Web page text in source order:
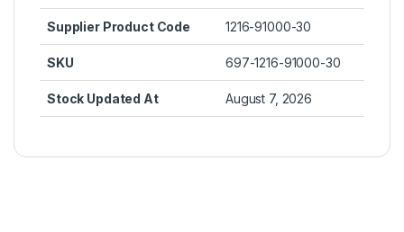
Supplier Product Code 1216-91000-30
SKU 697-1216-91000-30
Stock Updated At August 7, 2026